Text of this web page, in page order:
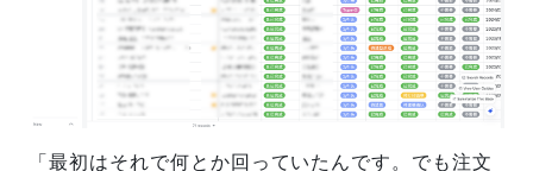
「最初はそれで何とか回っていたんです。でも注文